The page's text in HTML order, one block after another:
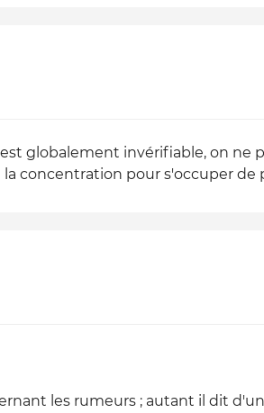
globalement invérifiable, on
concentration pour s'occuper de
les rumeurs ; autant il dit